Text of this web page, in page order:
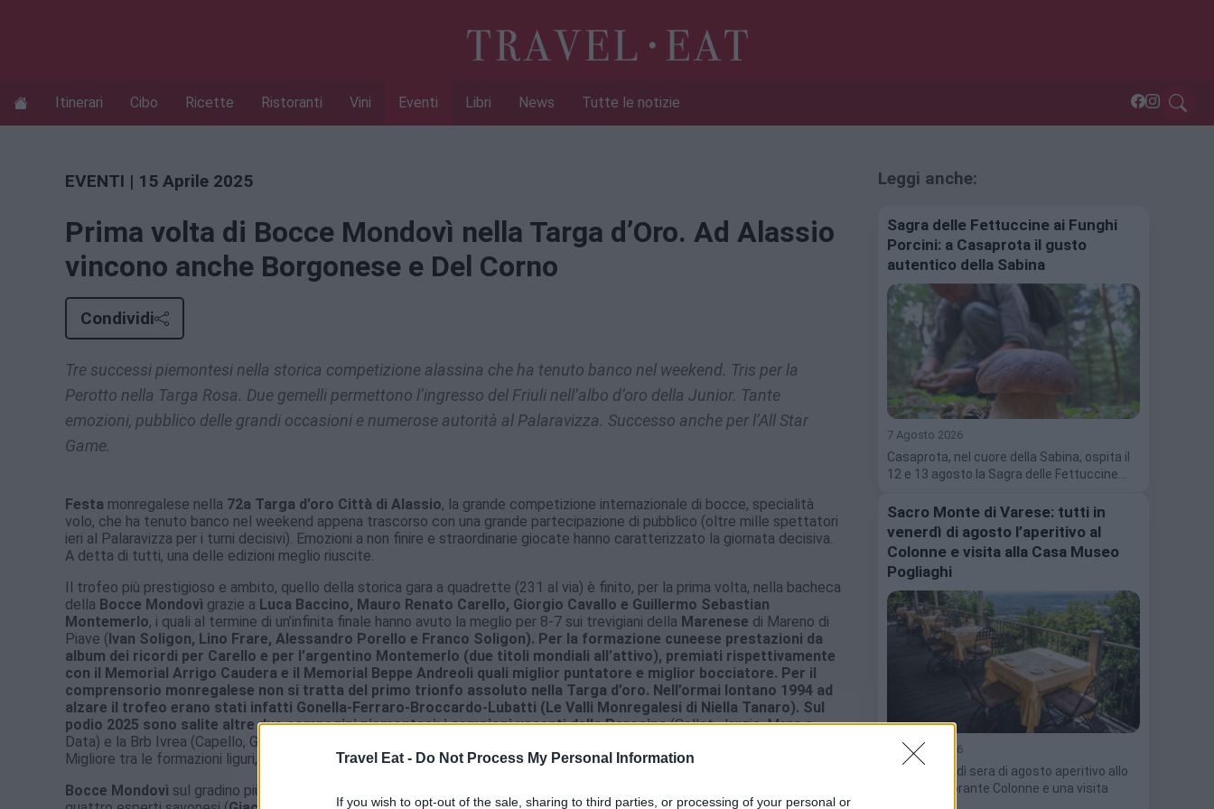
Travel Eat - Do Not Process My Personal Information
If you wish to opt-out of the sale, sharing to third parties, or processing of your personal or
Itinerari Cibo Ricette Ristoranti Vini Eventi Libri News Tutte le notizie
EVENTI | 15 Aprile 2025
Prima volta di Bocce Mondovì nella Targa d’Oro. Ad Alassio
vincono anche Borgonese e Del Corno
Condividi
Tre successi piemontesi nella storica competizione alassina che ha tenuto banco nel weekend. Tris per la
Perotto nella Targa Rosa. Due gemelli permettono l’ingresso del Friuli nell’albo d’oro della Junior. Tante
emozioni, pubblico delle grandi occasioni e numerose autorità al Palaravizza. Successo anche per l’All Star
Game.
Festa monregalese nella 72a Targa d’oro Città di Alassio, la grande competizione internazionale di bocce, specialità
volo, che ha tenuto banco nel weekend appena trascorso con una grande partecipazione di pubblico (oltre mille spettatori
ieri al Palaravizza per i turni decisivi). Emozioni a non finire e straordinarie giocate hanno caratterizzato la giornata decisiva.
A detta di tutti, una delle edizioni meglio riuscite.
Il trofeo più prestigioso e ambito, quello della storica gara a quadrette (231 al via) è finito, per la prima volta, nella bacheca
della Bocce Mondovì grazie a Luca Baccino, Mauro Renato Carello, Giorgio Cavallo e Guillermo Sebastian
Montemerlo, i quali al termine di un’infinita finale hanno avuto la meglio per 8-7 sui trevigiani della Marenese di Mareno di
Piave ( Ivan Soligon, Lino Frare, Alessandro Porello e Franco Soligon). Per la formazione cuneese prestazioni da
album dei ricordi per Carello e per l’argentino Montemerlo (due titoli mondiali all’attivo), premiati rispettivamente
con il Memorial Arrigo Caudera e il Memorial Beppe Andreoli quali miglior puntatore e miglior bocciatore. Per il
comprensorio monregalese non si tratta del primo trionfo assoluto nella Targa d’oro. Nell’ormai lontano 1994 ad
alzare il trofeo erano stati infatti Gonella-Ferraro-Broccardo-Lubatti (Le Valli Monregalesi di Niella Tanaro). Sul
podio 2025 sono salite altre due compagini piemontesi: i campioni uscenti della Perosina(Collet, Janzic, Mana e
Data) e la Brb Ivrea (Capello, Graziano, Nari, Maina), questi ultimi superati al fotofinish in semifinale da Baccino e compagni.
Migliore tra le formazioni liguri, ancora una volta, la Chiavarese (Bunino, Griva, Zucca, Bresciano), eliminata nei quarti.
Bocce Mondovì sul gradino più alto anche nella
Leggi anche:
Sagra delle Fettuccine ai Funghi
Porcini: a Casaprota il gusto
autentico della Sabina
7 Agosto 2026
Casaprota, nel cuore della Sabina, ospita il
12 e 13 agosto la Sagra delle Fettuccine…
Sacro Monte di Varese: tutti in
venerdì di agosto l’aperitivo al
Colonne e visita alla Casa Museo
Pogliaghi
6 Agosto 2026
Tutti i venerdì sera di agosto aperitivo allo
storico ristorante Colonne e una visita